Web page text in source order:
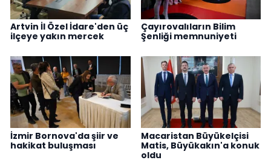
Artvin İl Özel İdare'den üç
ilçeye yakın mercek
Çayırovalıların Bilim
Şenliği memnuniyeti
İzmir Bornova'da şiir ve
hakikat buluşması
Macaristan Büyükelçisi
Matis, Büyükakın'a konuk
oldu